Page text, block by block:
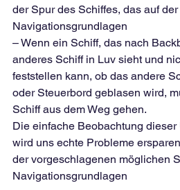
der Spur des Schiffes, das auf
Navigationsgrundlagen
– Wenn ein Schiff, das nach
anderes Schiff in Luv sieht und
feststellen kann, ob das andere
oder Steuerbord geblasen wird,
Schiff aus dem Weg gehen.
Die einfache Beobachtung
wird uns echte Probleme
der vorgeschlagenen möglichen
Navigationsgrundlagen